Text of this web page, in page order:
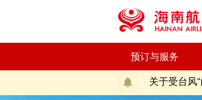
预订与服务
新海航“飞
新海航“飞
关于防范
海南航空控
关于受台风
关于受台风
关于受第13
关于海南航